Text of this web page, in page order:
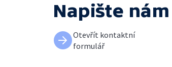
Napište nám
Otevřít kontaktní
formulář